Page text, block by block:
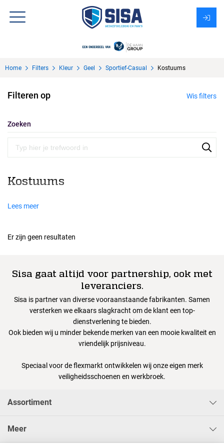
Over Sisa
KMS
Uitzendbureau?
Home Filters Kleur Geel Sportief-Casual Kostuums
Filteren op Wis filters
Zoeken
Kostuums
Lees meer
Er zijn geen resultaten
Sisa gaat altijd voor partnership, ook met
leveranciers.
Sisa is partner van diverse vooraanstaande fabrikanten. Samen
versterken we elkaars slagkracht om de klant een top-
dienstverlening te bieden.
Ook bieden wij u minder bekende merken van een mooie kwaliteit en
vriendelijk prijsniveau.
Speciaal voor de flexmarkt ontwikkelen wij onze eigen merk
veiligheidsschoenen en werkbroek.
Assortiment
Meer